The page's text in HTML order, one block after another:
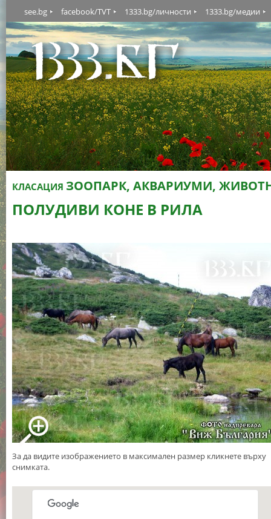
see.bg facebook/TVT 1333.bg/личности 1333.bg/медии
КЛАСАЦИЯ ЗООПАРК, АКВАРИУМИ,
ПОЛУДИВИ КОНЕ В РИЛА
За да видите изображението в максимален размер кликнете върху
снимката.